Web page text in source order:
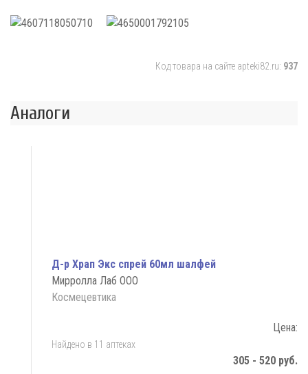
Код товара на сайте apteki82.ru: 937
Аналоги
Д-р Храп Экс спрей 60мл шалфей
Мирролла Лаб ООО
Космецевтика
Цена:
Найдено в 11 аптеках
305 - 520 руб.